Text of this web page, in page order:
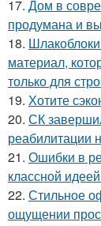
17. Дом в
продумана и
18.
материал,
только для
19. Хотите
20. СК
реабилитации
21. Ошибки в
классной
22. Стильное
ощущении